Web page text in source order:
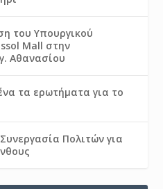
του Υπουργικού
Mall στην
Αθανασίου
τα ερωτήματα για το
Πολιτών για